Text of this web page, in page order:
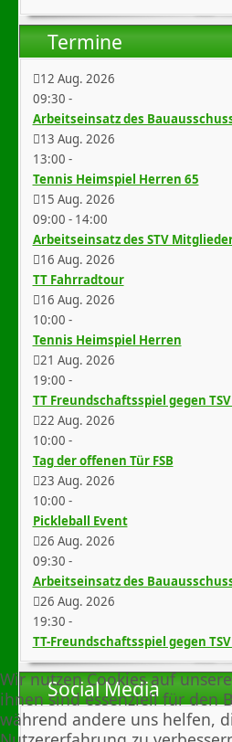
Termine
12 Aug. 2026
09:30 -
Arbeitseinsatz des
13 Aug. 2026
13:00 -
Tennis Heimspiel Herren 65
15 Aug. 2026
09:00 - 14:00
Arbeitseinsatz des STV
16 Aug. 2026
TT Fahrradtour
16 Aug. 2026
10:00 -
Tennis Heimspiel Herren
21 Aug. 2026
19:00 -
TT Freundschaftsspiel gegen
22 Aug. 2026
10:00 -
Tag der offenen Tür FSB
23 Aug. 2026
10:00 -
Pickleball Event
26 Aug. 2026
09:30 -
Arbeitseinsatz des
26 Aug. 2026
19:30 -
TT-Freundschaftsspiel gegen
Social Media
Wir nutzen Cookies auf
ihnen sind essenziell für den
während andere uns helfen,